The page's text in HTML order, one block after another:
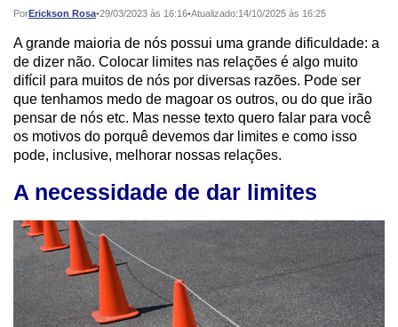
PorErickson Rosa•
Publicado: 29/03/2023 às 16:16•Atualizado:14/10/2025 às 16:25
A grande maioria de nós possui uma grande dificuldade: a
de dizer não. Colocar limites nas relações é algo muito
difícil para muitos de nós por diversas razões. Pode ser
que tenhamos medo de magoar os outros, ou do que irão
pensar de nós etc. Mas nesse texto quero falar para você
os motivos do porquê devemos dar limites e como isso
pode, inclusive, melhorar nossas relações.
A necessidade de dar limites